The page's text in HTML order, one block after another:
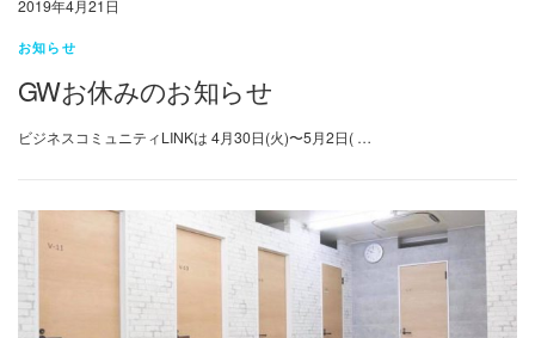
2019年4月21日
お知らせ
GWお休みのお知らせ
ビジネスコミュニティLINKは 4月30日(火)〜5月2日( …